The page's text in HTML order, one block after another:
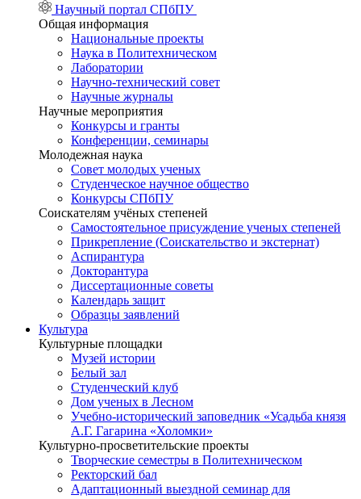
Научный портал СПбПУ
Общая информация
Национальные проекты
Наука в Политехническом
Лаборатории
Научно-технический совет
Научные журналы
Научные мероприятия
Конкурсы и гранты
Конференции, семинары
Молодежная наука
Совет молодых ученых
Студенческое научное общество
Конкурсы СПбПУ
Соискателям учёных степеней
Самостоятельное присуждение ученых степеней
Прикрепление (Соискательство и экстернат)
Аспирантура
Докторантура
Диссертационные советы
Календарь защит
Образцы заявлений
Культура
Культурные площадки
Музей истории
Белый зал
Студенческий клуб
Дом ученых в Лесном
Учебно-исторический заповедник «Усадьба князя
А.Г. Гагарина «Холомки»
Культурно-просветительские проекты
Творческие семестры в Политехническом
Ректорский бал
Адаптационный выездной семинар для